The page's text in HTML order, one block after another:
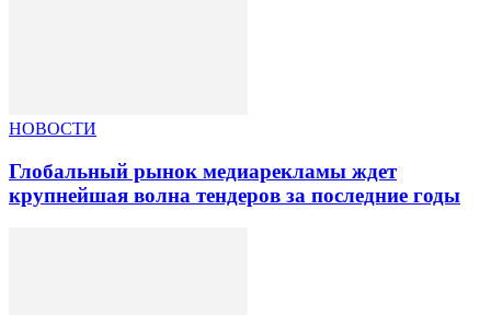
НОВОСТИ
Глобальный рынок медиарекламы ждет
крупнейшая волна тендеров за последние годы